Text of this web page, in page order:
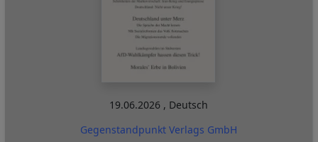
19.06.2026 , Deutsch
Gegenstandpunkt Verlags GmbH